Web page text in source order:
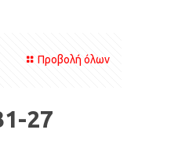
Προβολή όλων
27